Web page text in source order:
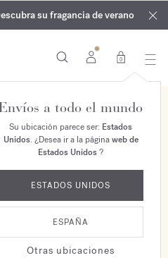
fragancia OUD
velvet mood
pedido*
todas las fragancias y aceites
el 9 de agosto
su fragancia de verano
0
a todo el mundo
Su ubicación parece ser: Estados
Unidos. ¿Desea ir a la páginaweb de
Estados Unidos?
ESTADOS UNIDOS
ESPAÑA
Otras ubicaciones
EXCLUSIVO EN LÍNEA